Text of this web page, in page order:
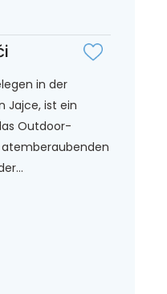
in der
Jajce, ist ein
Outdoor-